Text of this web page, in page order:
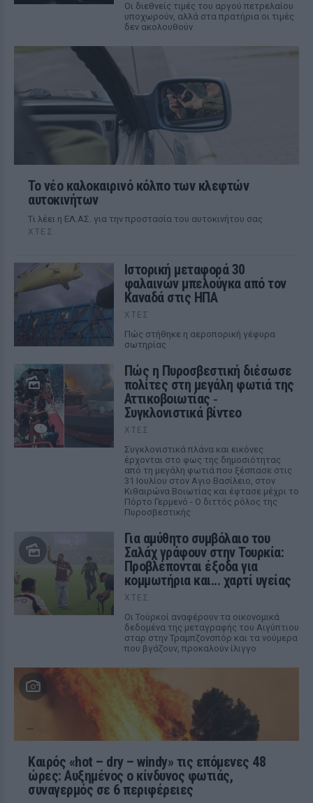
Οι διεθνείς τιμές του αργού πετρελαίου
υποχωρούν, αλλά στα πρατήρια οι τιμές
δεν ακολουθούν
Το νέο καλοκαιρινό κόλπο των κλεφτών
αυτοκινήτων
Tι λέει η ΕΛ.ΑΣ. για την προστασία του αυτοκινήτου σας
ΧΤΕΣ
Ιστορική μεταφορά 30
φαλαινών μπελούγκα από τον
Καναδά στις ΗΠΑ
ΧΤΕΣ
Πώς στήθηκε η αεροπορική γέφυρα
σωτηρίας
Πώς η Πυροσβεστική διέσωσε
πολίτες στη μεγάλη φωτιά της
Αττικοβοιωτίας ‑
Συγκλονιστικά βίντεο
ΧΤΕΣ
Συγκλονιστικά πλάνα και εικόνες
έρχονται στο φως της δημοσιότητας
από τη μεγάλη φωτιά που ξέσπασε στις
31 Ιουλίου στον Αγιο Βασίλειο, στον
Κιθαιρώνα Βοιωτίας και έφτασε μέχρι το
Πόρτο Γερμενό - Ο διττός ρόλος της
Πυροσβεστικής
Για αμύθητο συμβόλαιο του
Σαλάχ γράφουν στην Τουρκία:
Προβλέπονται έξοδα για
κομμωτήρια και... χαρτί υγείας
ΧΤΕΣ
Οι Τούρκοί αναφέρουν τα οικονομικά
δεδομένα της μεταγραφής του Αιγύπτιου
σταρ στην Τραμπζονσπόρ και τα νούμερα
που βγάζουν, προκαλούν ίλιγγο
Καιρός «hot – dry – windy» τις επόμενες 48
ώρες: Αυξημένος ο κίνδυνος φωτιάς,
συναγερμός σε 6 περιφέρειες